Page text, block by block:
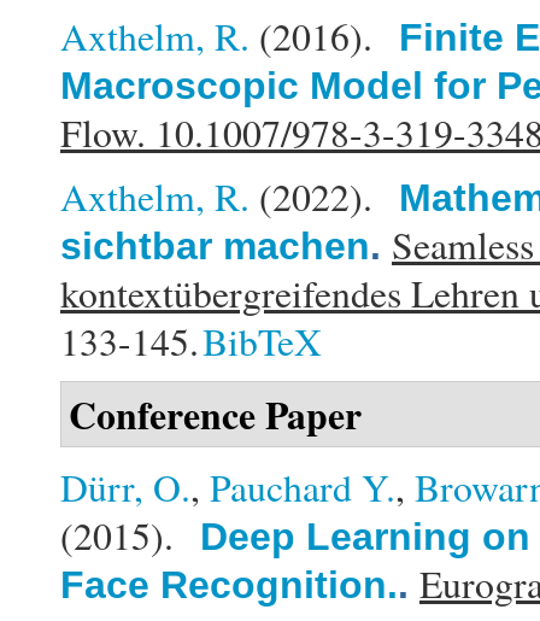
Axthelm, R. (2016).
Finite
Macroscopic Model for
Flow. 10.1007/978-3-319-
Axthelm, R. (2022).
sichtbar machen.
kontextübergreifendes
133-145.BibTeX
Conference Paper
Dürr, O., Pauchard Y.,
(2015).
Deep Learning
Face Recognition..